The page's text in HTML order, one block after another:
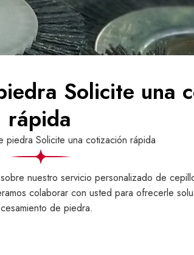
Solicite una
rápida
piedra Solicite una cotización rápida
nuestro servicio personalizado de
colaborar con usted para ofrecerle
de piedra.